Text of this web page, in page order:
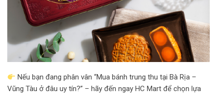
Nếu bạn đang phân vân “Mua bánh trung thu tại Bà Rịa –
Vũng Tàu ở đâu uy tín?” – hãy đến ngay HC Mart để chọn lựa